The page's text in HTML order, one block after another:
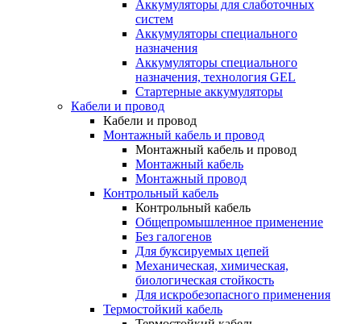
Аккумуляторы для слаботочных
систем
Аккумуляторы специального
назначения
Аккумуляторы специального
назначения, технология GEL
Стартерные аккумуляторы
Кабели и провод
Кабели и провод
Монтажный кабель и провод
Монтажный кабель и провод
Монтажный кабель
Монтажный провод
Контрольный кабель
Контрольный кабель
Общепромышленное применение
Без галогенов
Для буксируемых цепей
Механическая, химическая,
биологическая стойкость
Для искробезопасного применения
Термостойкий кабель